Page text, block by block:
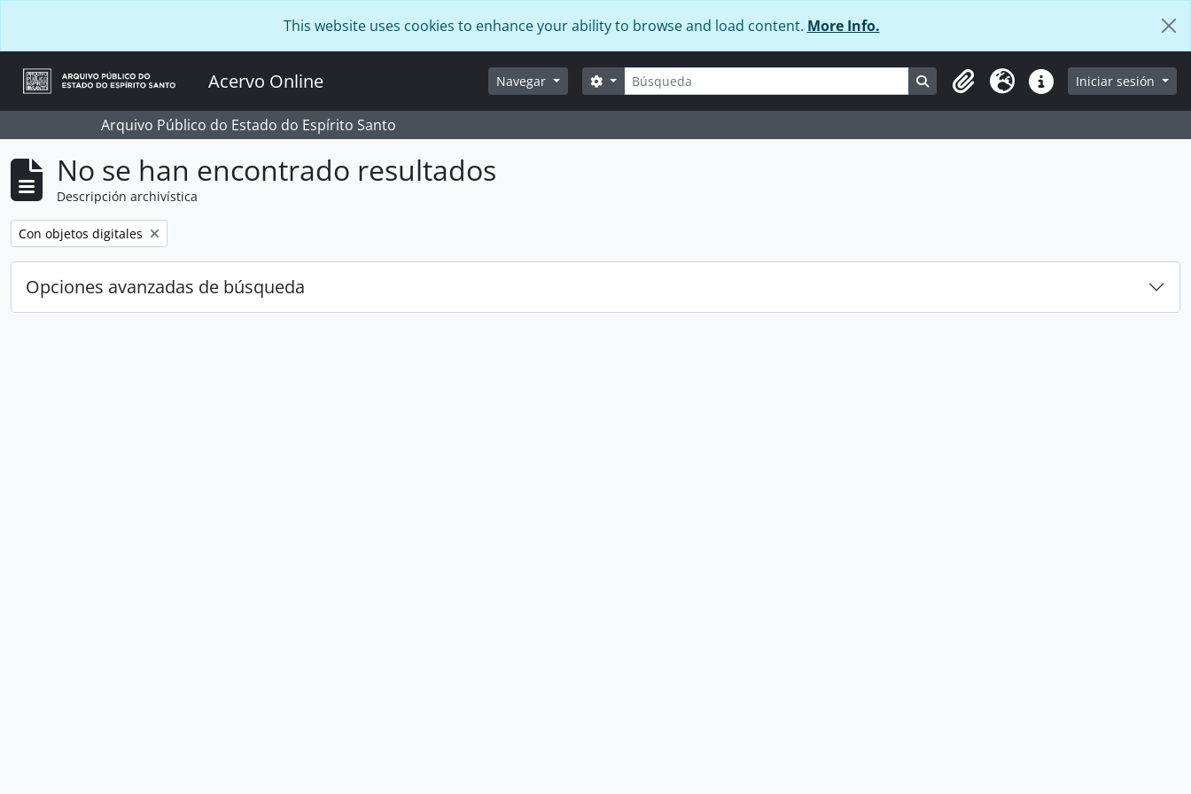
This website uses cookies to enhance your ability to browse and load content. More Info.
Acervo Online Navegar Búsqueda
Search options Search in browse page
Portapapeles
Idioma Enlaces rápidos
Iniciar sesión
Arquivo Público do Estado do Espírito Santo
No se han encontrado resultados
Descripción archivística
Remove filter:
Con objetos digitales
Opciones avanzadas de búsqueda